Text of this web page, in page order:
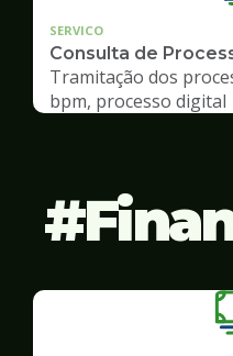
SERVICO
Consulta de
Tramitação dos
bpm, processo digital